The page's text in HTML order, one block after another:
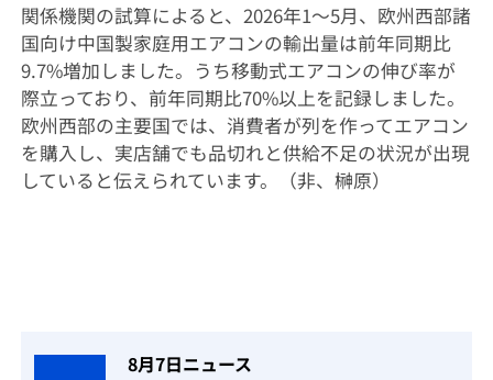
関係機関の試算によると、2026年1～5月、欧州西部諸
国向け中国製家庭用エアコンの輸出量は前年同期比
9.7%増加しました。うち移動式エアコンの伸び率が
際立っており、前年同期比70%以上を記録しました。
欧州西部の主要国では、消費者が列を作ってエアコン
を購入し、実店舗でも品切れと供給不足の状況が出現
していると伝えられています。（非、榊原）
8月7日ニュース